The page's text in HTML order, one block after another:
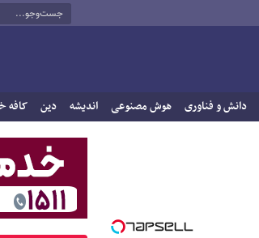
دانش و فناوری هوش مصنوعی اندیشه دین کافه